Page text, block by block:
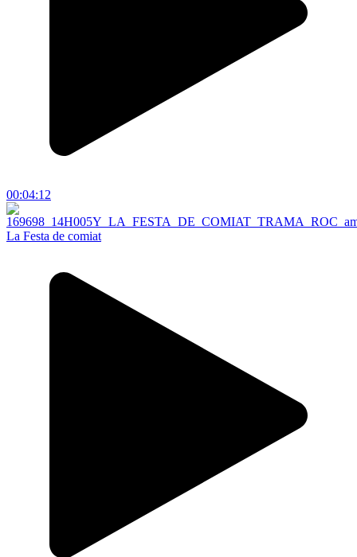
00:04:12
La Festa de comiat